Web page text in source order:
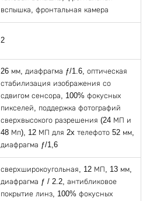
вспышка, фронтальная камера
2
26 мм, диафрагма ƒ/1.6, оптическая
стабилизация изображения со
сдвигом сенсора, 100% фокусных
пикселей, поддержка фотографий
сверхвысокого разрешения (24 МП и
48 Мп), 12 МП для 2x телефото 52 мм,
диафрагма ƒ/1,6
сверхширокоугольная, 12 МП, 13 мм,
диафрагма ƒ / 2.2, антибликовое
покрытие линз, 100% фокусных